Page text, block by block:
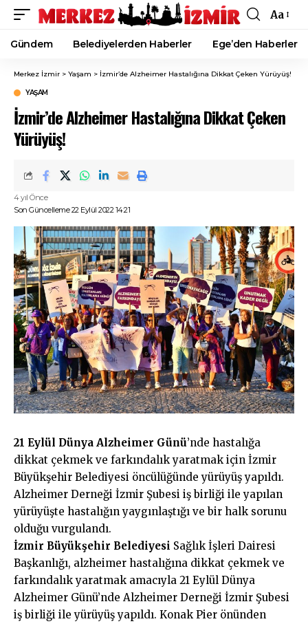
Font
Resizer
Aa
Gündem Belediyelerden Haberler Ege’den Haberler
Merkez İzmir > Yaşam > İzmir’de Alzheimer Hastalığına Dikkat Çeken Yürüyüş!
YAŞAM
İzmir’de Alzheimer Hastalığına Dikkat Çeken
Yürüyüş!
Son Güncelleme 22 Eylül 2022 14:21
4 yıl Önce
21 Eylül Dünya Alzheimer Günü’nde hastalığa
dikkat çekmek ve farkındalık yaratmak için İzmir
Büyükşehir Belediyesi öncülüğünde yürüyüş yapıldı.
Alzheimer Derneği İzmir Şubesi iş birliği ile yapılan
yürüyüşte hastalığın yaygınlaştığı ve bir halk sorunu
olduğu vurgulandı.
İzmir Büyükşehir Belediyesi Sağlık İşleri Dairesi
Başkanlığı, alzheimer hastalığına dikkat çekmek ve
farkındalık yaratmak amacıyla 21 Eylül Dünya
Alzheimer Günü’nde Alzheimer Derneği İzmir Şubesi
iş birliği ile yürüyüş yapıldı. Konak Pier önünden